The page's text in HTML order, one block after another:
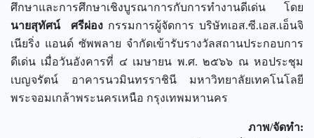
ศึกษาและการศึกษาเชิงบูรณาการกับการทำงานดีเด่น โดย
นายสุทัศน์ ศรีผ่อง กรรมการผู้จัดการ บริษัทเอส.ซี.เอส.เอ็นจิ
เนียริ่ง แอนด์ ซัพพลาย จำกัดเข้ารับรางวัลสถานประกอบการ
ดีเด่น เมื่อวันอังคารที่ ๔ เมษายน พ.ศ. ๒๕๖๖ ณ หอประชุม
เบญจรัตน์ อาคารนวมินทรราชินี มหาวิทยาลัยเทคโนโลยี
พระจอมเกล้าพระนครเหนือ กรุงเทพมหานคร
ภาพ/จัดทำ: